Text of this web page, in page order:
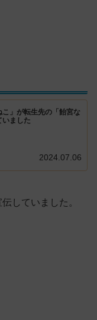
こ」が転生先の「飴宮な
いました
2024.07.06
していました。